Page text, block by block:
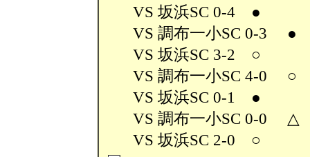
VS 坂浜SC 0-4 ●
VS 調布一小SC 0-3 ●
VS 坂浜SC 3-2 ○
VS 調布一小SC 4-0 ○
VS 坂浜SC 0-1 ●
VS 調布一小SC 0-0 △
VS 坂浜SC 2-0 ○